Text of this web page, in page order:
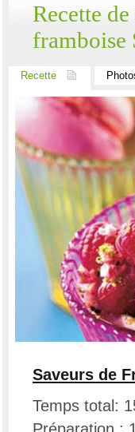
Recette
framboise
Recette
Saveurs de
Temps total: